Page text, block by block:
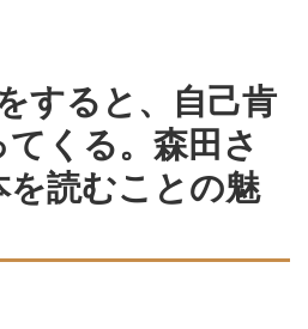
すると、自己肯
くる。森田さ
を読むことの魅